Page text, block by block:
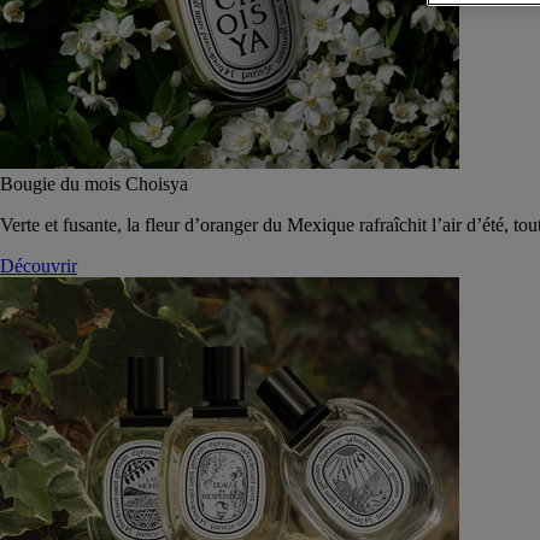
Bougie du mois Choisya
Verte et fusante, la fleur d’oranger du Mexique rafraîchit l’air d’été,
Découvrir